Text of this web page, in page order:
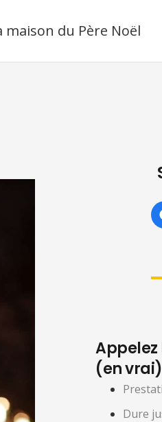
maison du Père Noël
Appelez
(en vrai)
Dure